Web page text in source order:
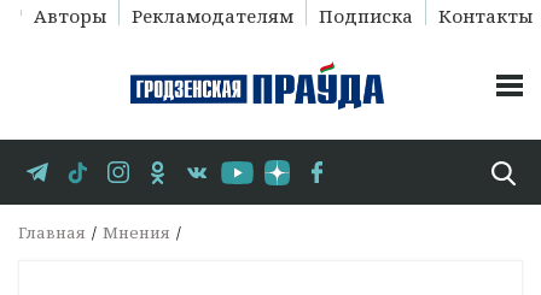
Авторы Рекламодателям Подписка Контакты
Главная Мнения